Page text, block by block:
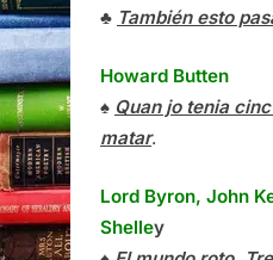
♣ También esto
Howard Butten
♠ Quan jo tenia
matar.
Lord Byron, John
Shelley